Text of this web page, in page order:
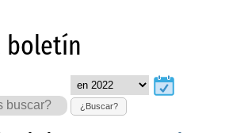
boletín
¿Buscar?